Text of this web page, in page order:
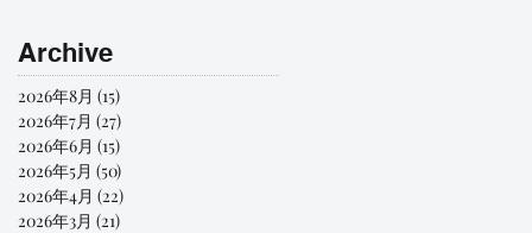
Archive
2026年8月 (15)
2026年7月 (27)
2026年6月 (15)
2026年5月 (50)
2026年4月 (22)
2026年3月 (21)